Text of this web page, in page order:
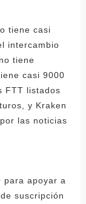
tiene casi
intercambio
tiene
casi 9000
FTT listados
y Kraken
las noticias
para apoyar a
suscripción